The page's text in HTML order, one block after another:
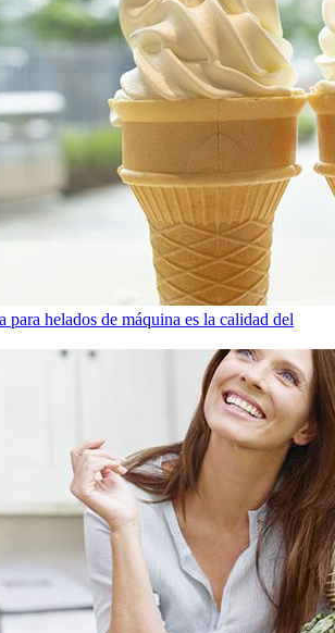
para helados de máquina es la calidad del